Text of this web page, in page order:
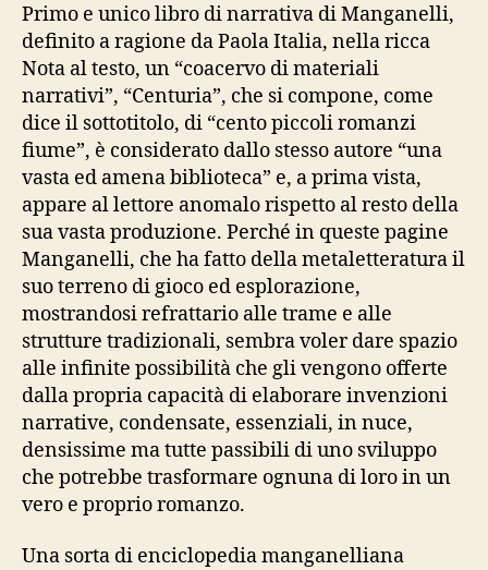
Primo e unico libro di narrativa di Manganelli,
definito a ragione da Paola Italia, nella ricca
Nota al testo, un “coacervo di materiali
narrativi”, “Centuria”, che si compone, come
dice il sottotitolo, di “cento piccoli romanzi
fiume”, è considerato dallo stesso autore “una
vasta ed amena biblioteca” e, a prima vista,
appare al lettore anomalo rispetto al resto della
sua vasta produzione. Perché in queste pagine
Manganelli, che ha fatto della metaletteratura il
suo terreno di gioco ed esplorazione,
mostrandosi refrattario alle trame e alle
strutture tradizionali, sembra voler dare spazio
alle infinite possibilità che gli vengono offerte
dalla propria capacità di elaborare invenzioni
narrative, condensate, essenziali, in nuce,
densissime ma tutte passibili di uno sviluppo
che potrebbe trasformare ognuna di loro in un
vero e proprio romanzo.
Una sorta di enciclopedia manganelliana